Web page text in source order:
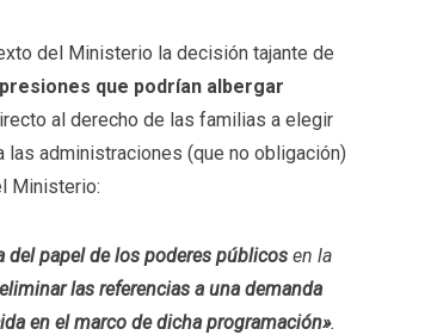
del Ministerio la decisión tajante de
que podrían albergar
al derecho de las familias a elegir
administraciones (que no obligación)
Ministerio:
papel de los poderes públicos en la
eliminar las referencias a una demanda
en el marco de dicha programación».